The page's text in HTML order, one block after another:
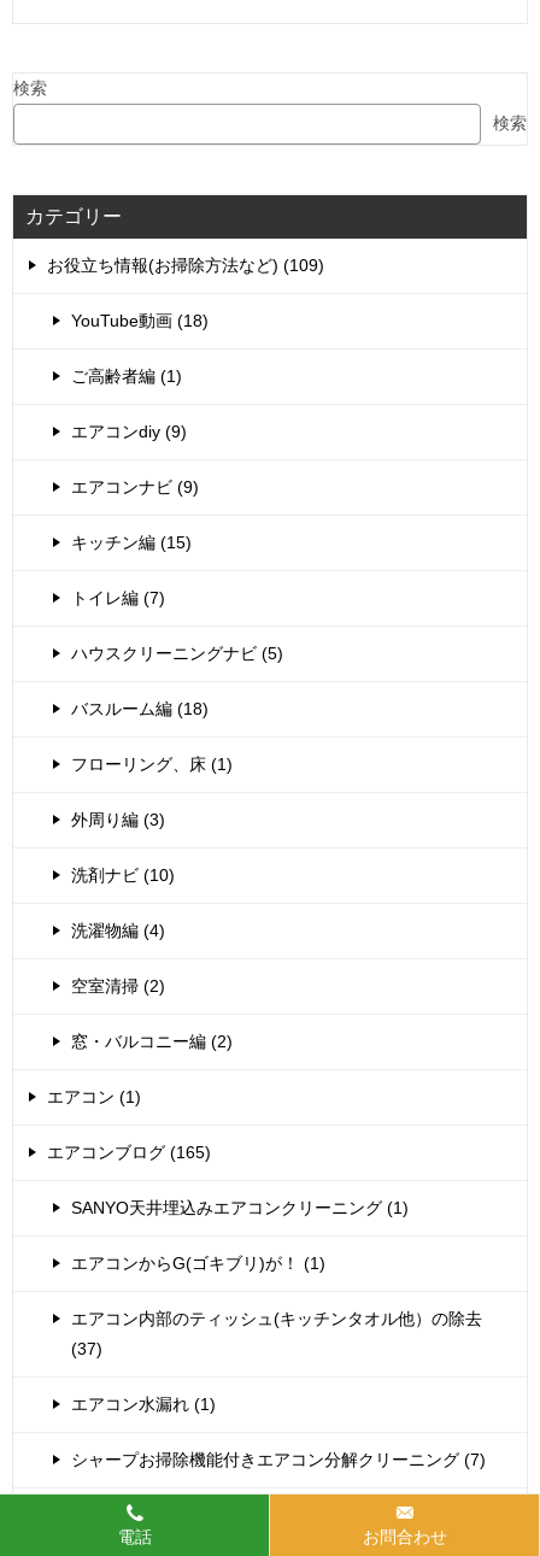
検索
検索
カテゴリー
お役立ち情報(お掃除方法など) (109)
YouTube動画 (18)
ご高齢者編 (1)
エアコンdiy (9)
エアコンナビ (9)
キッチン編 (15)
トイレ編 (7)
ハウスクリーニングナビ (5)
バスルーム編 (18)
フローリング、床 (1)
外周り編 (3)
洗剤ナビ (10)
洗濯物編 (4)
空室清掃 (2)
窓・バルコニー編 (2)
エアコン (1)
エアコンブログ (165)
SANYO天井埋込みエアコンクリーニング (1)
エアコンからG(ゴキブリ)が！ (1)
エアコン内部のティッシュ(キッチンタオル他）の除去
(37)
エアコン水漏れ (1)
シャープお掃除機能付きエアコン分解クリーニング (7)
シャープエアコン分解クリーニング (14)
電話
お問合わせ